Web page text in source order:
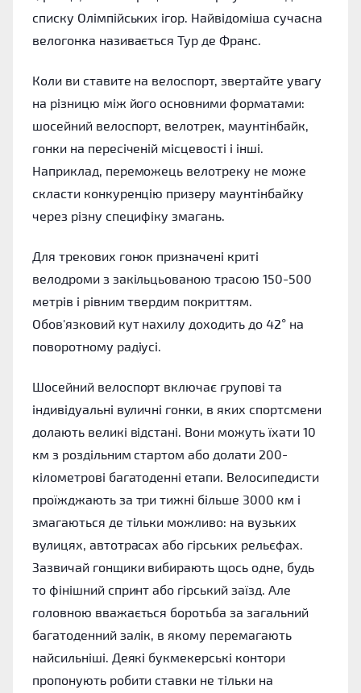
списку Олімпійських ігор. Найвідоміша сучасна
велогонка називається Тур де Франс.
Коли ви ставите на велоспорт, звертайте увагу
на різницю між його основними форматами:
шосейний велоспорт, велотрек, маунтінбайк,
гонки на пересіченій місцевості і інші.
Наприклад, переможець велотреку не може
скласти конкуренцію призеру маунтінбайку
через різну специфіку змагань.
Для трекових гонок призначені криті
велодроми з закільцьованою трасою 150-500
метрів і рівним твердим покриттям.
Обов'язковий кут нахилу доходить до 42° на
поворотному радіусі.
Шосейний велоспорт включає групові та
індивідуальні вуличні гонки, в яких спортсмени
долають великі відстані. Вони можуть їхати 10
км з роздільним стартом або долати 200-
кілометрові багатоденні етапи. Велосипедисти
проїжджають за три тижні більше 3000 км і
змагаються де тільки можливо: на вузьких
вулицях, автотрасах або гірських рельєфах.
Зазвичай гонщики вибирають щось одне, будь
то фінішний спринт або гірський заїзд. Але
головною вважається боротьба за загальний
багатоденний залік, в якому перемагають
найсильніші. Деякі букмекерські контори
пропонують робити ставки не тільки на